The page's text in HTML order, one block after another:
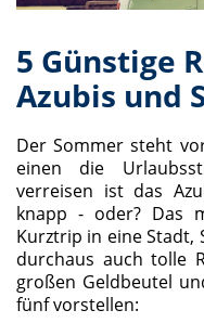
5 Günstige
Azubis und
Der Sommer steht
einen die
verreisen ist das
knapp - oder? Das
Kurztrip in eine Stadt,
durchaus auch tolle
großen Geldbeutel
fünf vorstellen: